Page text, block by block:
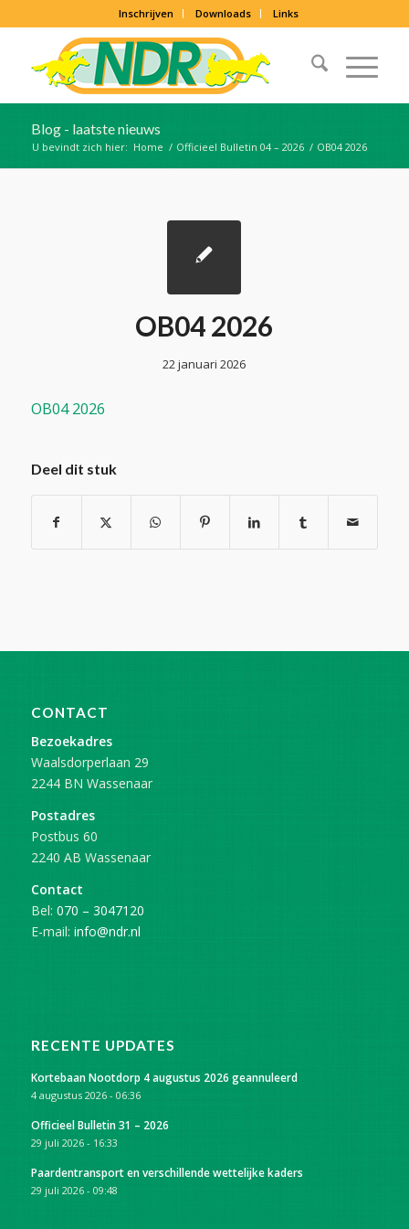
Inschrijven Downloads Links
Blog - laatste nieuws
U bevindt zich hier: Home / Officieel Bulletin 04 – 2026 / OB04 2026
OB04 2026
22 januari 2026
OB04 2026
Deel dit stuk
CONTACT
Bezoekadres
Waalsdorperlaan 29
2244 BN Wassenaar
Postadres
Postbus 60
2240 AB Wassenaar
Contact
Bel: 070 – 3047120
E-mail: info@ndr.nl
RECENTE UPDATES
Kortebaan Nootdorp 4 augustus 2026 geannuleerd
4 augustus 2026 - 06:36
Officieel Bulletin 31 – 2026
29 juli 2026 - 16:33
Paardentransport en verschillende wettelijke kaders
29 juli 2026 - 09:48